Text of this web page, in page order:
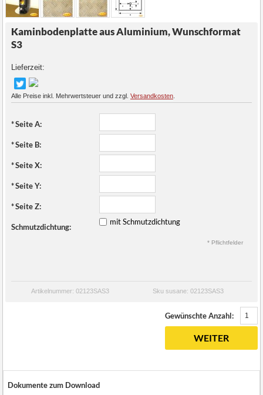
Kaminbodenplatte aus Aluminium, Wunschformat
S3
Lieferzeit:
Alle Preise inkl. Mehrwertsteuer und zzgl. Versandkosten
*Seite A:
*Seite B:
*Seite X:
*Seite Y:
*Seite Z:
Schmutzdichtung:
mit Schmutzdichtung
* Pflichtfelder
Artikelnummer: 02123SAS3 Sku susane: 02123SAS3
Gewünschte Anzahl:
WEITER
Dokumente zum Download